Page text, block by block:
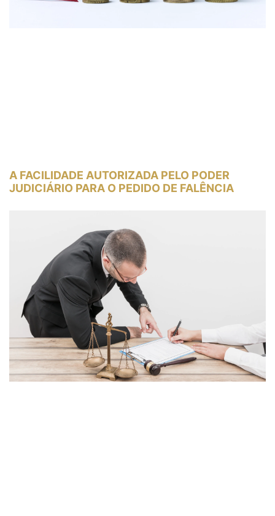
A FACILIDADE AUTORIZADA PELO PODER
JUDICIÁRIO PARA O PEDIDO DE FALÊNCIA